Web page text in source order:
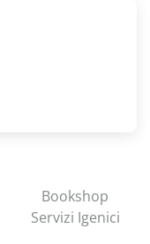
Bookshop
Servizi Igenici